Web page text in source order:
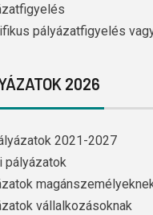
pályázatfigyelés
2026
2021-2027
pályázatok
vállalkozásoknak